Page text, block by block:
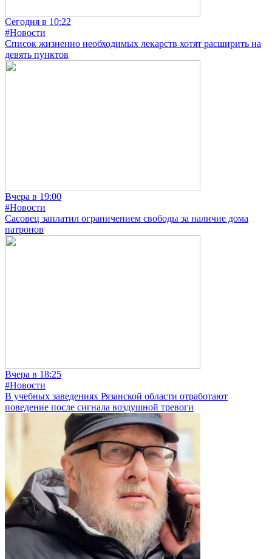
Сегодня в 10:22
#Новости
Список жизненно необходимых лекарств хотят расширить на
девять пунктов
Вчера в 19:00
#Новости
Сасовец заплатил ограничением свободы за наличие дома
патронов
Вчера в 18:25
#Новости
В учебных заведениях Рязанской области отработают
поведение после сигнала воздушной тревоги